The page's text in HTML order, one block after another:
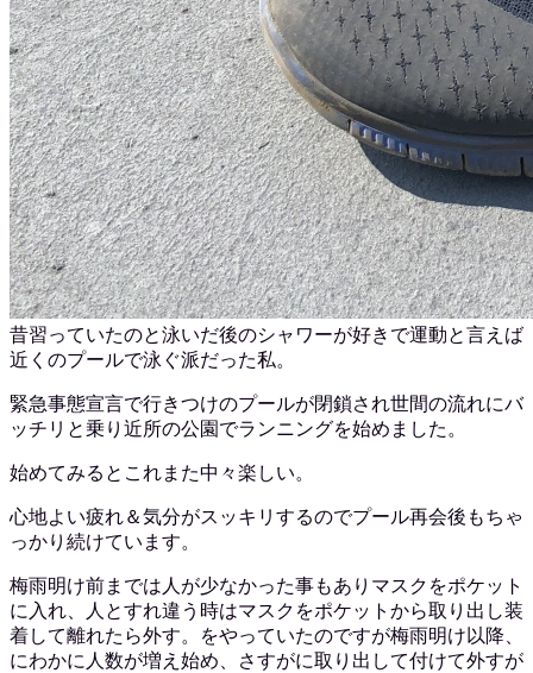
昔習っていたのと泳いだ後のシャワーが好きで運動と言えば
近くのプールで泳ぐ派だった私。
緊急事態宣言で行きつけのプールが閉鎖され世間の流れにバ
ッチリと乗り近所の公園でランニングを始めました。
始めてみるとこれまた中々楽しい。
心地よい疲れ＆気分がスッキリするのでプール再会後もちゃ
っかり続けています。
梅雨明け前までは人が少なかった事もありマスクをポケット
に入れ、人とすれ違う時はマスクをポケットから取り出し装
着して離れたら外す。をやっていたのですが梅雨明け以降、
にわかに人数が増え始め、さすがに取り出して付けて外すが